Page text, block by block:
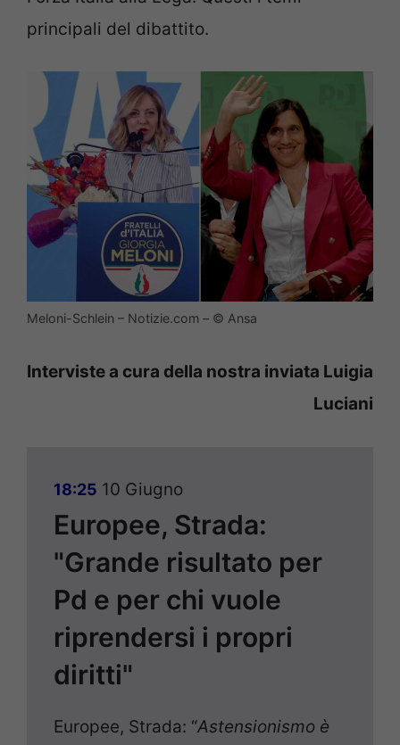
principali del dibattito.
Meloni-Schlein – Notizie.com – © Ansa
Interviste a cura della nostra inviata Luigia
Luciani
18:25 10 Giugno
Europee, Strada:
"Grande risultato per
Pd e per chi vuole
riprendersi i propri
diritti"
Europee, Strada: “Astensionismo è